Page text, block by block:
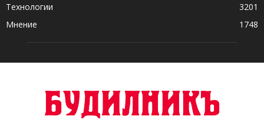
Технологии
3201
Мнение
1748